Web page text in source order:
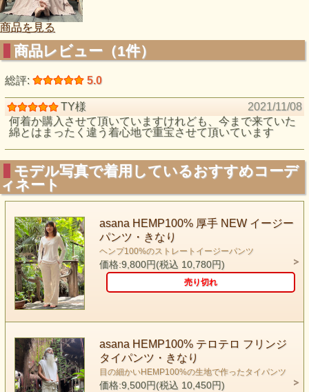
商品を見る
商品レビュー（1件）
総評: 5.0
TY様
2021/11/08
何着か購入させて頂いていますけれども、今まで来ていた
綿とはまったく違う着心地で重宝させて頂いています
モデル写真で着用しているおすすめコーデ
ィネート
asana HEMP100% 厚手 NEW イージー
パンツ・きなり
ヘンプ100%のストレートイージーパンツ
価格:9,800円(税込 10,780円)
売り切れ
asana HEMP100% テロテロ フリンジ
タイパンツ・きなり
目の細かいHEMP100%の生地で作ったタイパンツ
価格:9,500円(税込 10,450円)